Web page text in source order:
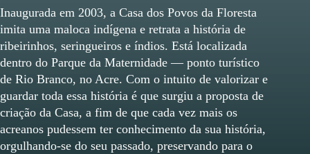
Inaugurada em 2003, a Casa dos Povos da Floresta
imita uma maloca indígena e retrata a história de
ribeirinhos, seringueiros e índios. Está localizada
dentro do Parque da Maternidade — ponto turístico
de Rio Branco, no Acre. Com o intuito de valorizar e
guardar toda essa história é que surgiu a proposta de
criação da Casa, a fim de que cada vez mais os
acreanos pudessem ter conhecimento da sua história,
orgulhando-se do seu passado, preservando para o